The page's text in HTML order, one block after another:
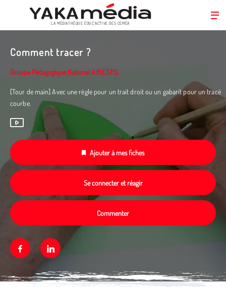
principal
LA MÉDIATHÈQUE ÉDUC’ACTIVE DES CEMÉA
Comment tracer ?
Groupe Pédagogique National A.M.E.T.P.S.
[Tour de main] Avec une règle pour un trait droit ou un gabarit pour un tracé
courbe.
Ajouter à mes fiches
Se connecter et réagir
Commenter
FacebookLinkedin